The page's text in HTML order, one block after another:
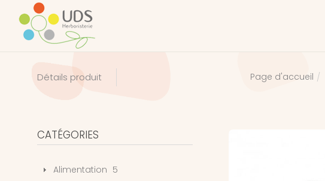
Détails produit Page d'accueil
CATÉGORIES
Alimentation 5